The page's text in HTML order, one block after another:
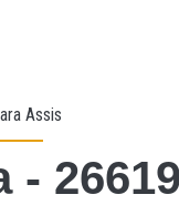
Assis
-